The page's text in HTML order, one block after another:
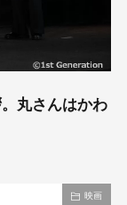
丸さんはかわ
映画